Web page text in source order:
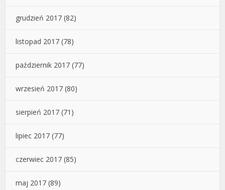
grudzień 2017 (82)
listopad 2017 (78)
październik 2017 (77)
wrzesień 2017 (80)
sierpień 2017 (71)
lipiec 2017 (77)
czerwiec 2017 (85)
maj 2017 (89)